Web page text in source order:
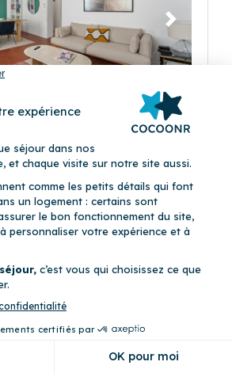
Suivant
Duplex
06600 Antibes
Appartement (2 chambres)
fournis • Linge de maison fourni • WiFi